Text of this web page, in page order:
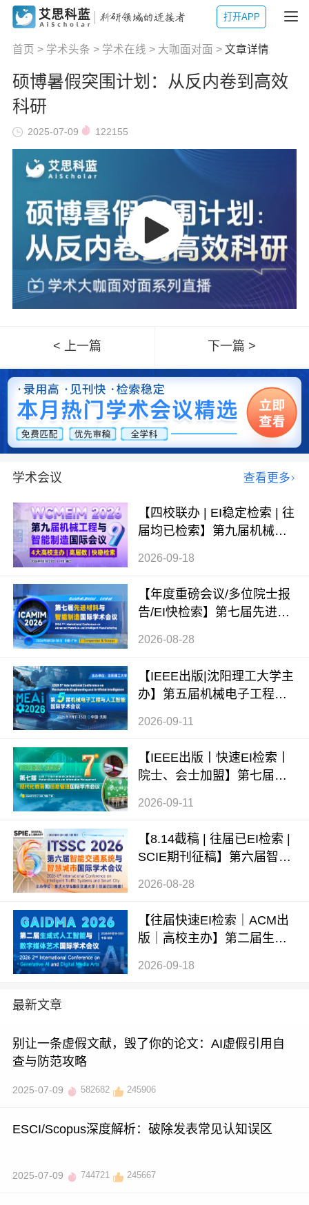
打开APP
首页 > 学术头条 > 学术在线 > 大咖面对面 > 文章详情
硕博暑假突围计划：从反内卷到高效
科研
2025-07-09 122155
< 上一篇 下一篇 >
学术会议 查看更多
【四校联办 | EI稳定检索 | 往
届均已检索】第九届机械工
2026-09-18
【年度重磅会议/多位院士报
告/EI快检索】第七届先进材
2026-08-28
【IEEE出版|沈阳理工大学主
办】第五届机械电子工程与
AI 2026）
2026-09-11
【IEEE出版丨快速EI检索丨
院士、会士加盟】第七届现
术会议 (ICMEIM 2026)
2026-09-11
【8.14截稿 | 往届已EI检索 |
SCIE期刊征稿】第六届智能
术会议（ITSSC 2026）
2026-08-28
【往届快速EI检索｜ACM出
版｜高校主办】第二届生成
术会议 (GAIDMA 2026)
2026-09-18
最新文章
别让一条虚假文献，毁了你的论文：AI虚假引用自
查与防范攻略
2025-07-09 582682 245906
ESCI/Scopus深度解析：破除发表常见认知误区
2025-07-09 744721 245667